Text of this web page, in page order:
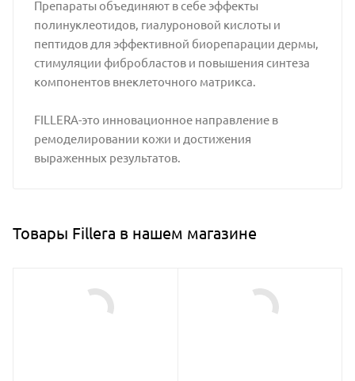
Препараты объединяют в себе эффекты
полинуклеотидов, гиалуроновой кислоты и
пептидов для эффективной биорепарации дермы,
стимуляции фибробластов и повышения синтеза
компонентов внеклеточного матрикса.
FILLERA-это инновационное направление в
ремоделировании кожи и достижения
выраженных результатов.
Товары Fillera в нашем магазине